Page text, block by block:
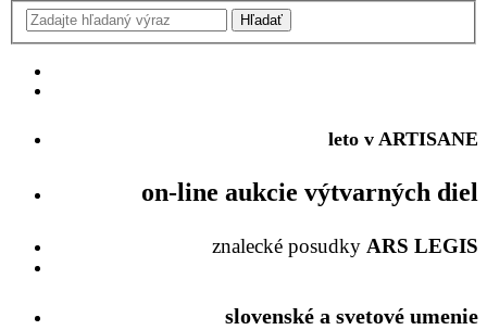
leto v ARTISANE
on-line aukcie výtvarných diel
znalecké posudky ARS LEGIS
slovenské a svetové umenie